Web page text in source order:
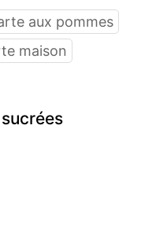
aux pommes
maison